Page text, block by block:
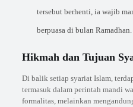
tersebut berhenti, ia wajib
berpuasa di bulan Ramadhan.
Hikmah dan Tujuan
Di balik setiap syariat Islam,
termasuk dalam perintah mandi
formalitas, melainkan